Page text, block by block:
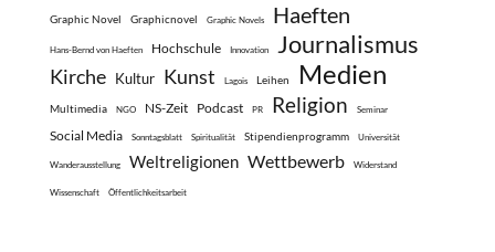
Graphic Novel Graphicnovel Graphic Novels Haeften
Hans-Bernd von Haeften Hochschule Innovation Journalismus
Kirche Kultur Kunst Lagois Leihen Medien
Multimedia NGO NS-Zeit Podcast PR Religion Seminar
Social Media Sonntagsblatt Spiritualität Stipendienprogramm Universität
Wanderausstellung Weltreligionen Wettbewerb Widerstand
Wissenschaft Öffentlichkeitsarbeit